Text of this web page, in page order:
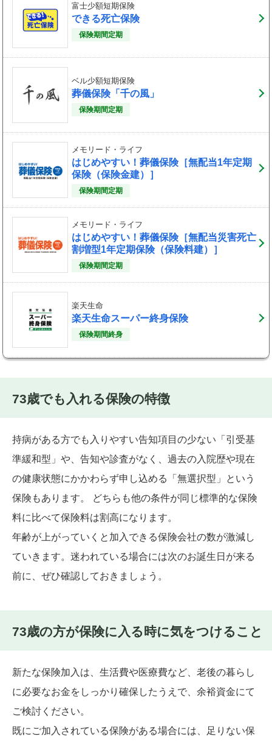
富士少額短期保険
できる死亡保険
保険期間定期
ベル少額短期保険
葬儀保険「千の風」
保険期間定期
メモリード・ライフ
はじめやすい！葬儀保険［無配当1年定期
保険（保険金建）］
保険期間定期
メモリード・ライフ
はじめやすい！葬儀保険［無配当災害死亡
割増型1年定期保険（保険料建）］
保険期間定期
楽天生命
楽天生命スーパー終身保険
保険期間終身
73歳でも入れる保険の特徴
持病がある方でも入りやすい告知項目の少ない「引受基
準緩和型」や、告知や診査がなく、過去の入院歴や現在
の健康状態にかかわらず申し込める「無選択型」という
保険もあります。 どちらも他の条件が同じ標準的な保険
料に比べて保険料は割高になります。
年齢が上がっていくと加入できる保険会社の数が激減し
ていきます。迷われている場合には次のお誕生日が来る
前に、ぜひ確認しておきましょう。
73歳の方が保険に入る時に気をつけること
新たな保険加入は、生活費や医療費など、老後の暮らし
に必要なお金をしっかり確保したうえで、余裕資金にて
ご検討ください。
既にご加入されている保険がある場合には、足りない保